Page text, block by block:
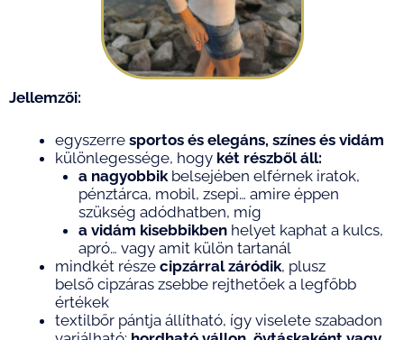
Jellemzői:
egyszerre sportos és elegáns, színes és vidám
különlegessége, hogy két részből áll:
a nagyobbikbelsejében elférnek iratok,
pénztárca, mobil, zsepi… amire éppen
szükség adódhatben, míg
a vidám kisebbikbenhelyet kaphat a kulcs,
apró… vagy amit külön tartanál
mindkét része cipzárral záródik, plusz
belső cipzáras zsebbe rejthetőek a legfőbb
értékek
textilbőr pántja állítható, így viselete szabadon